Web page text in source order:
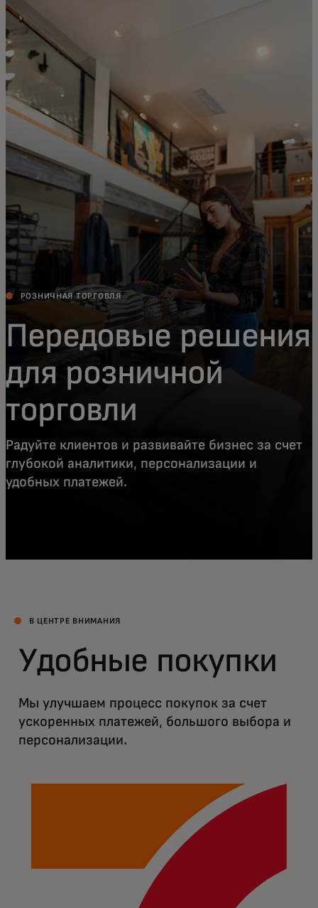
Для вас
Для бизнеса
Для всего мира
Для новаторов
Новости и тренды
РОЗНИЧНАЯ ТОРГОВЛЯ
Передовые решения
для розничной
торговли
Радуйте клиентов и развивайте бизнес за счет
глубокой аналитики, персонализации и
удобных платежей.
В ЦЕНТРЕ ВНИМАНИЯ
Удобные покупки
Мы улучшаем процесс покупок за счет
ускоренных платежей, большого выбора и
персонализации.